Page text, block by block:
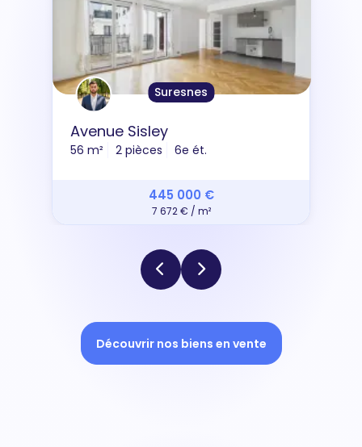
Suresnes
Avenue Sisley
56 m² 2 pièces 6e ét.
445 000 €
7 672 € / m²
Découvrir nos biens en vente